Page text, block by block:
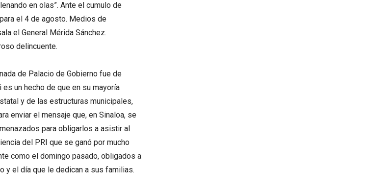
en olas”. Ante el cumulo de
el 4 de agosto. Medios de
el General Mérida Sánchez.
delincuente.
de Palacio de Gobierno fue de
un hecho de que en su mayoría
y de las estructuras municipales,
enviar el mensaje que, en Sinaloa, se
para obligarlos a asistir al
del PRI que se ganó por mucho
como el domingo pasado, obligados a
y el día que le dedican a sus familias.